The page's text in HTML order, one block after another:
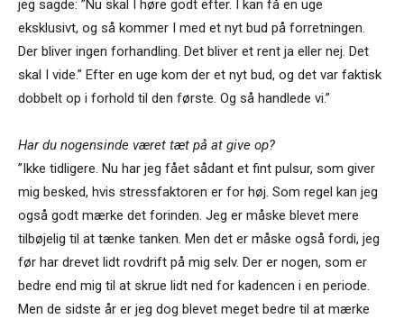
jeg sagde: ”Nu skal I høre godt efter. I kan få en uge
eksklusivt, og så kommer I med et nyt bud på forretningen.
Der bliver ingen forhandling. Det bliver et rent ja eller nej. Det
skal I vide.” Efter en uge kom der et nyt bud, og det var faktisk
dobbelt op i forhold til den første. Og så handlede vi.”
Har du nogensinde været tæt på at give op?
”Ikke tidligere. Nu har jeg fået sådant et fint pulsur, som giver
mig besked, hvis stressfaktoren er for høj. Som regel kan jeg
også godt mærke det forinden. Jeg er måske blevet mere
tilbøjelig til at tænke tanken. Men det er måske også fordi, jeg
før har drevet lidt rovdrift på mig selv. Der er nogen, som er
bedre end mig til at skrue lidt ned for kadencen i en periode.
Men de sidste år er jeg dog blevet meget bedre til at mærke